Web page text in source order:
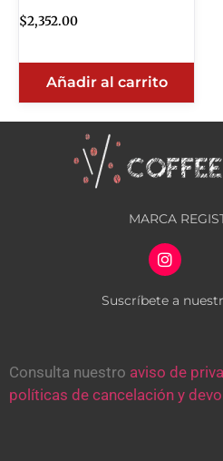
$2,352.00
Añadir al carrito
MARCA
Suscríbete a
Consulta nuestro aviso de
políticas de cancelación y